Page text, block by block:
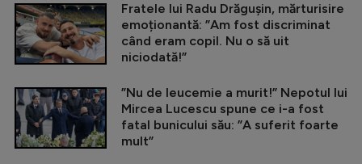
Fratele lui Radu Drăgușin, mărturisire
emoționantă: ”Am fost discriminat
când eram copil. Nu o să uit
niciodată!”
”Nu de leucemie a murit!” Nepotul lui
Mircea Lucescu spune ce i-a fost
fatal bunicului său: ”A suferit foarte
mult”